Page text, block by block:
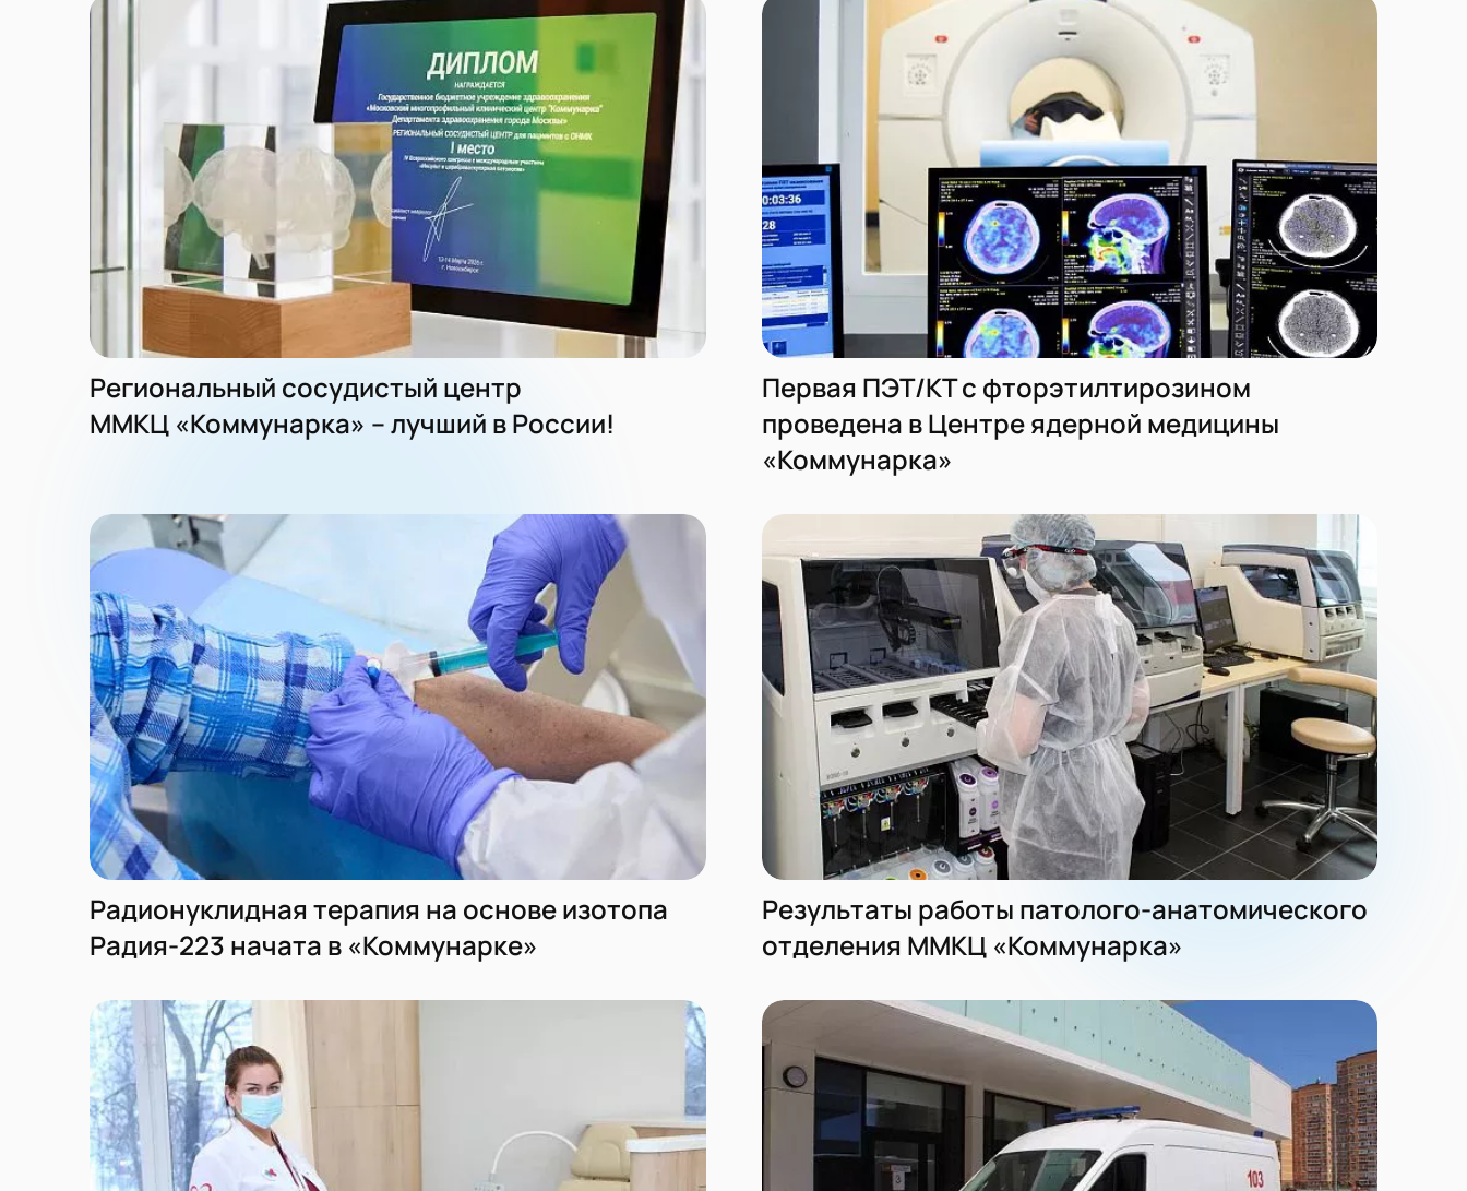
Региональный сосудистый центр
ММКЦ «Коммунарка» – лучший в России!
Первая ПЭТ/КТ с фторэтилтирозином
проведена в Центре ядерной медицины
«Коммунарка»
Радионуклидная терапия на основе изотопа
Радия-223 начата в «Коммунарке»
Результаты работы патолого-анатомического
отделения ММКЦ «Коммунарка»